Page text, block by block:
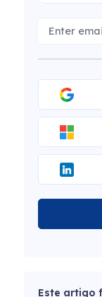
Este artigo